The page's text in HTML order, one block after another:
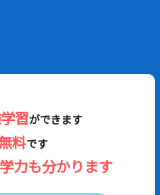
習ができます
料です
力も分かります